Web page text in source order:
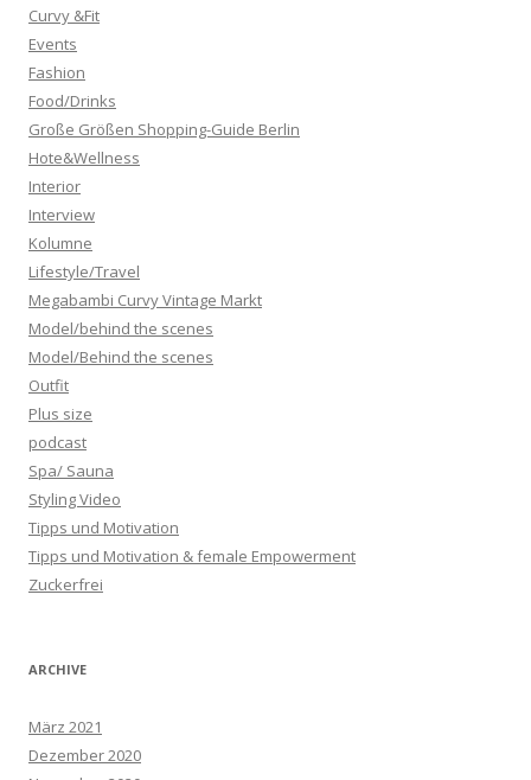
Curvy &Fit
Events
Fashion
Food/Drinks
Große Größen Shopping-Guide Berlin
Hote&Wellness
Interior
Interview
Kolumne
Lifestyle/Travel
Megabambi Curvy Vintage Markt
Model/behind the scenes
Model/Behind the scenes
Outfit
Plus size
podcast
Spa/ Sauna
Styling Video
Tipps und Motivation
Tipps und Motivation & female Empowerment
Zuckerfrei
ARCHIVE
März 2021
Dezember 2020